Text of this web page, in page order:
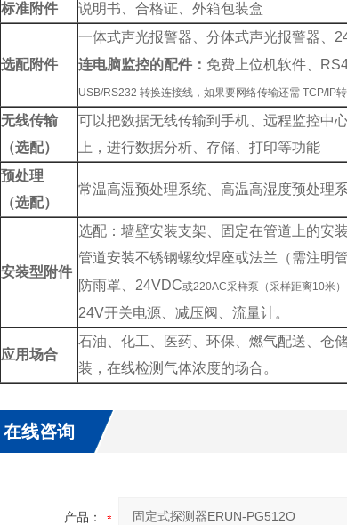
标准附件
说明书、合格证、外箱包装盒
选配附件
一体式声光报警器、分体式声光报警器、
连电脑监控的配件： 免费上位机软件、
USB/RS232 转换连接线，如果要网络传输还需 TCP/IP转
无线传输
（选配）
可以把数据无线传输到手机、远程监控中
上，进行数据分析、存储、打印等功能
预处理
（选配）
常温高湿预处理系统、高温高湿度预处理
安装型附件
选配：墙壁安装支架、固定在管道上的安
管道安装不锈钢螺纹焊座或法兰（需注明
防雨罩、24VDC或220AC采样泵（采样距离10米
24V开关电源、减压阀、流量计。
应用场合
石油、化工、医药、环保、燃气配送、仓
装，在线检测气体浓度的场合。
在线咨询
产品：